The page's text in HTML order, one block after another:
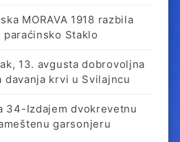
MORAVA 1918 razbila
paraćinsko Staklo
13. avgusta dobrovoljna
davanja krvi u Svilajncu
34-Izdajem dvokrevetnu
garsonjeru